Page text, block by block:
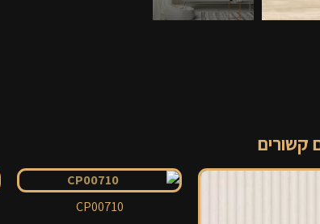
קשורים
CP00710